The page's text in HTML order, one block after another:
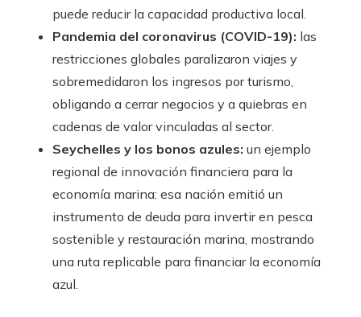
puede reducir la capacidad productiva local.
Pandemia del coronavirus (COVID-19): las
restricciones globales paralizaron viajes y
sobremedidaron los ingresos por turismo,
obligando a cerrar negocios y a quiebras en
cadenas de valor vinculadas al sector.
Seychelles y los bonos azules: un ejemplo
regional de innovación financiera para la
economía marina: esa nación emitió un
instrumento de deuda para invertir en pesca
sostenible y restauración marina, mostrando
una ruta replicable para financiar la economía
azul.